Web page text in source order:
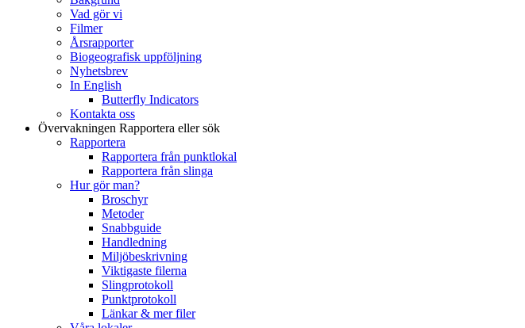
Vad gör vi
Filmer
Årsrapporter
Biogeografisk uppföljning
Nyhetsbrev
In English
Butterfly Indicators
Kontakta oss
Övervakningen Rapportera eller sök
Rapportera
Rapportera från punktlokal
Rapportera från slinga
Hur gör man?
Broschyr
Metoder
Snabbguide
Handledning
Miljöbeskrivning
Viktigaste filerna
Slingprotokoll
Punktprotokoll
Länkar & mer filer